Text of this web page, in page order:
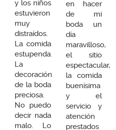
y los niños
estuvieron
muy
distraídos.
La comida
estupenda.
La
decoración
de la boda
preciosa.
No puedo
decir nada
malo. Lo
en hacer
de mi
boda un
día
maravilloso,
el sitio
espectacular,
la comida
buenísima
y el
servicio y
atención
prestados